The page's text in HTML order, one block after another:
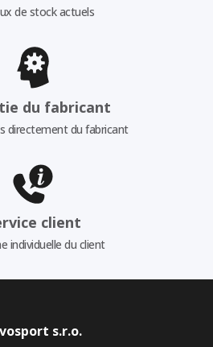
de stock actuels
du fabricant
directement du fabricant
client
individuelle du client
s.r.o.